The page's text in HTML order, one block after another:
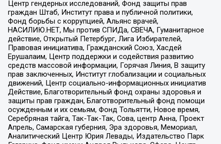
Центр гендерных исследований, Фонд защиты прав
граждан Штаб, Институт права и публичной политики,
Фонд борьбы с коррупцией, Альянс врачей,
НАСИЛИЮ.НЕТ, Мы против СПИДа, СВЕЧА, Гуманитарное
действие, Открытый Петербург, Лига Избирателей,
Правовая инициатива, Гражданский Союз, Хасдей
Ерушалаим, Центр поддержки и содействия развитию
средств массовой информации, Горячая Линия, В защиту
прав заключенных, Институт глобализации и социальных
движений, Центр социально-информационных инициатив
Действие, Благотворительный фонд охраны здоровья и
защиты прав граждан, Благотворительный фонд помощи
осужденным и их семьям, Фонд Тольятти, Новое время,
Серебряная тайга, Так-Так-Так, Сова, центр Анна, Проект
Апрель, Самарская губерния, Эра здоровья, Мемориал,
Аналитический Центр Юрия Левады, Издательство Парк